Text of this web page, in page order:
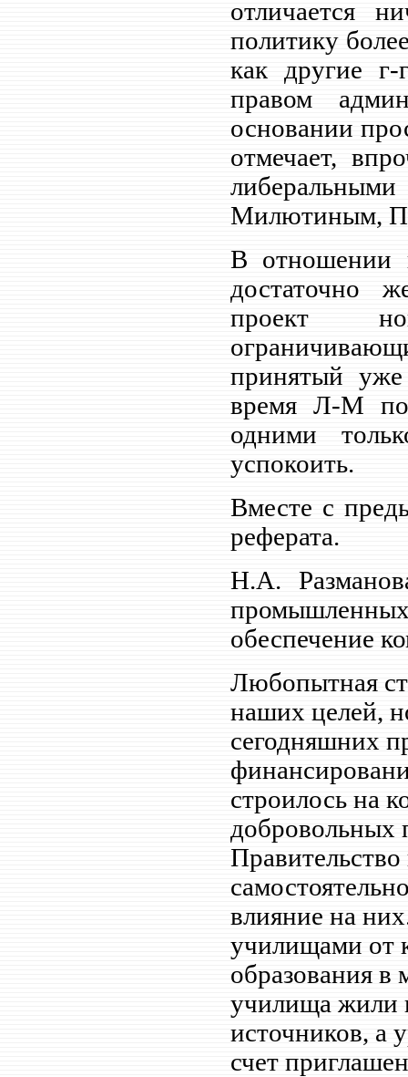
отличается
политику
как другие г-
правом
основании
отмечает,
Милютиным,
В отношении
достаточно
проект
принятый
время Л-М
одними
успокоить.
Вместе с
реферата.
Н.А.
обеспечение
Любопытная
наших целей,
сегодняшних
строилось на
добровольных
влияние на
училищами от
образования в
училища жили
источников, а
счет